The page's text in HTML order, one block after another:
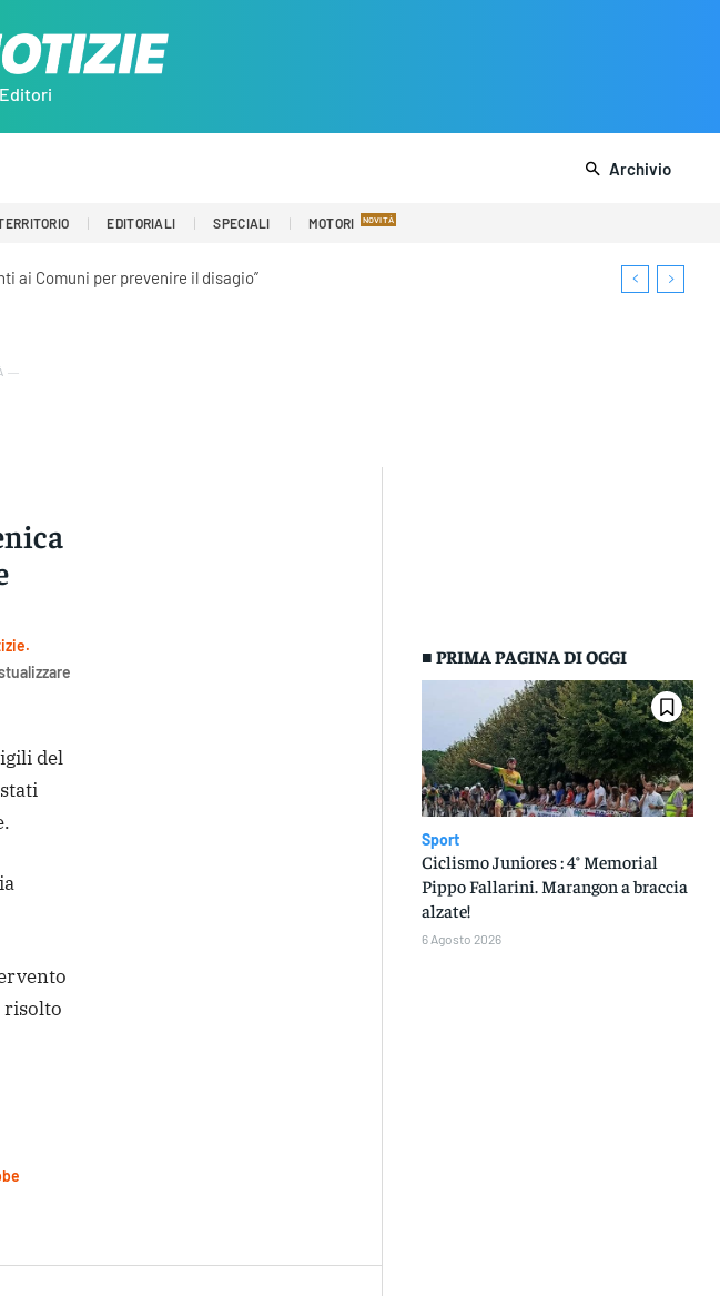
Archivio
EDITORIALI SPECIALI MOTORI
ai Comuni per prevenire il disagio”
―
del
risolto
■ PRIMA PAGINA DI OGGI
Sport
Ciclismo Juniores : 4° Memorial
Pippo Fallarini. Marangon a braccia
alzate!
6 Agosto 2026